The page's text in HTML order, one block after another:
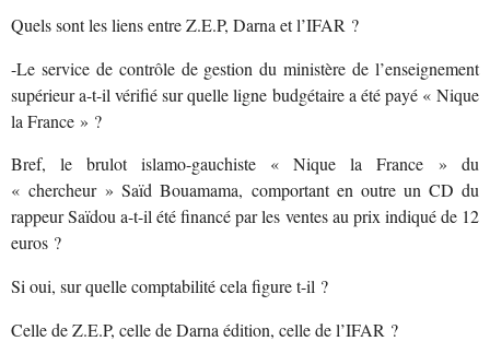
Quels sont les liens entre Z.E.P, Darna et l’IFAR ?
-Le service de contrôle de gestion du ministère de l’enseignement
supérieur a-t-il vérifié sur quelle ligne budgétaire a été payé « Nique
la France » ?
Bref, le brulot islamo-gauchiste « Nique la France » du
« chercheur » Saïd Bouamama, comportant en outre un CD du
rappeur Saïdou a-t-il été financé par les ventes au prix indiqué de 12
euros ?
Si oui, sur quelle comptabilité cela figure t-il ?
Celle de Z.E.P, celle de Darna édition, celle de l’IFAR ?